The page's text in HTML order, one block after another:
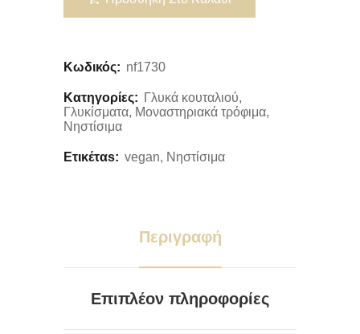
Κωδικός: nf1730
Κατηγορίες: Γλυκά κουταλιού,
Γλυκίσματα, Μοναστηριακά τρόφιμα,
Νηστίσιμα
Ετικέταs: vegan, Νηστίσιμα
Περιγραφή
Επιπλέον πληροφορίες